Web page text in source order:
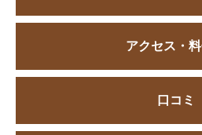
アクセス・
口コミ